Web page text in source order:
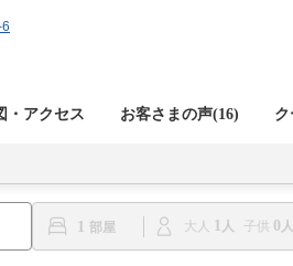
・アクセス お客さまの声(16)
1 大人 1 子供 0